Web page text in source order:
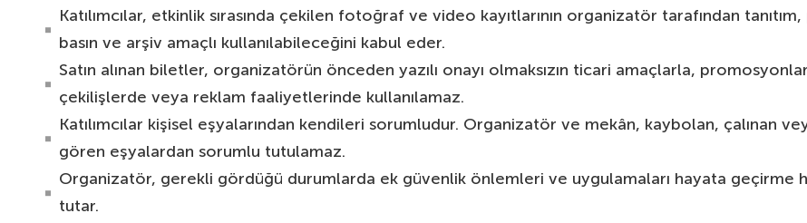
Katılımcılar, etkinlik sırasında çekilen fotoğraf ve video kayıtlarının organizatör tarafından
basın ve arşiv amaçlı kullanılabileceğini kabul eder.
Satın alınan biletler, organizatörün önceden yazılı onayı olmaksızın ticari amaçlarla,
çekilişlerde veya reklam faaliyetlerinde kullanılamaz.
Katılımcılar kişisel eşyalarından kendileri sorumludur. Organizatör ve mekân, kaybolan, çalınan
gören eşyalardan sorumlu tutulamaz.
Organizatör, gerekli gördüğü durumlarda ek güvenlik önlemleri ve uygulamaları hayata geçirme
tutar.